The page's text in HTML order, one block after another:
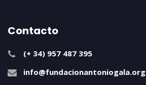
Contacto
(+ 34) 957 487 395
info@fundacionantoniogala.org